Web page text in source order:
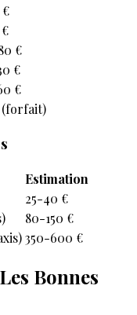
€
€
€
€
(forfait)
Estimation
25-40 €
80-150 €
350-600 €
Bonnes